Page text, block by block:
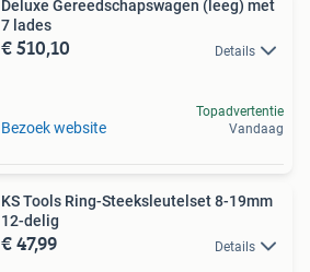
Deluxe Gereedschapswagen (leeg) met
7 lades
€ 510,10 Details
Bezoek website
Topadvertentie
Vandaag
KS Tools Ring-Steeksleutelset 8-19mm
12-delig
€ 47,99 Details